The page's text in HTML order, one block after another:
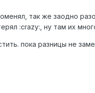
так же заодно
:crazy:, ну там их
пока разницы не